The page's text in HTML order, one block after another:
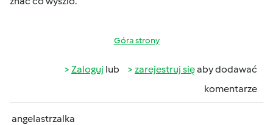
Góra strony
Zaloguj lub zarejestruj sięaby dodawać
komentarze
angelastrzalka